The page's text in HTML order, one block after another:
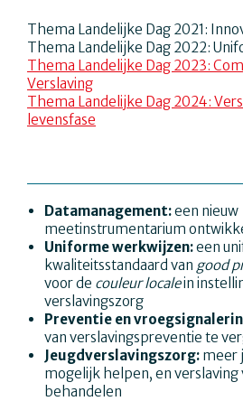
Thema Landelijke Dag 2021:
Thema Landelijke Dag 2022:
Thema Landelijke Dag 2023:
Verslaving
Thema Landelijke Dag 2024:
levensfase
Datamanagement:een nieuw
meetinstrumentarium
Uniforme werkwijzen:een
kwaliteitsstandaard van good
voor de couleur localein
verslavingszorg
Preventie en
van verslavingspreventie te
Jeugdverslavingszorg: meer
mogelijk helpen, en
behandelen